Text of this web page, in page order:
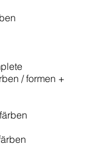
/ formen +